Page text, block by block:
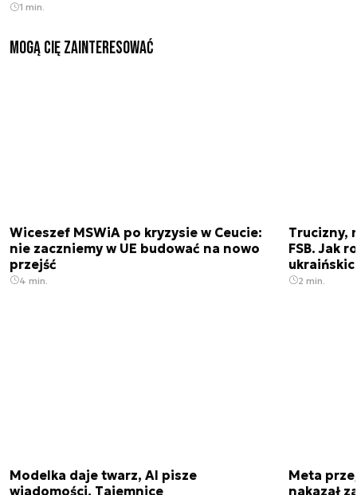
1 min.
Mogą Cię zainteresować
Wiceszef MSWiA po kryzysie w Ceucie:
nie zaczniemy w UE budować na nowo
przejść
4 min.
Trucizny,
FSB. Jak
2 min.
Modelka daje twarz, AI pisze
wiadomości. Tajemnice
Meta
nakazał